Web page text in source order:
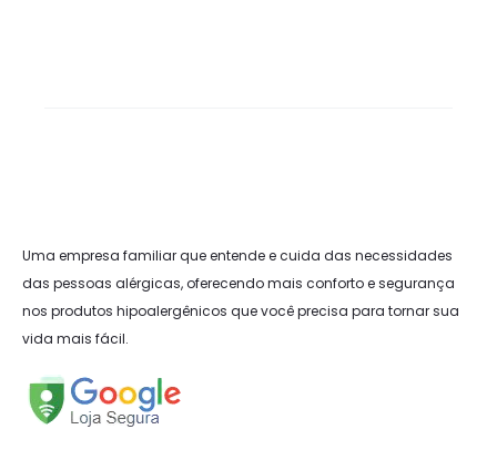
Uma empresa familiar que entende e cuida das necessidades
das pessoas alérgicas, oferecendo mais conforto e segurança
nos produtos hipoalergênicos que você precisa para tornar sua
vida mais fácil.